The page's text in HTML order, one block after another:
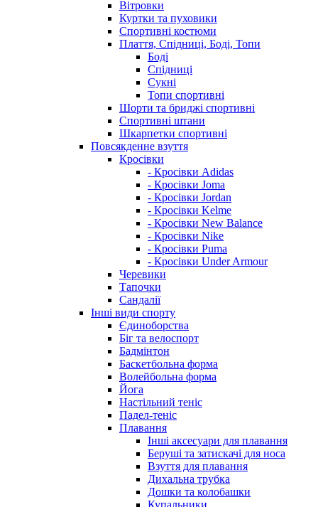
Вітровки
Куртки та пуховики
Спортивні костюми
Плаття, Спідниці, Боді, Топи
Боді
Спідниці
Сукні
Топи спортивні
Шорти та бриджі спортивні
Спортивні штани
Шкарпетки спортивні
Повсякденне взуття
Кросівки
- Кросівки Adidas
- Кросівки Joma
- Кросівки Jordan
- Кросівки Kelme
- Кросівки New Balance
- Кросівки Nike
- Кросівки Puma
- Кросівки Under Armour
Черевики
Тапочки
Сандалії
Інші види спорту
Єдиноборства
Біг та велоспорт
Бадмінтон
Баскетбольна форма
Волейбольна форма
Йога
Настільний теніс
Падел-теніс
Плавання
Інші аксесуари для плавання
Беруші та затискачі для носа
Взуття для плавання
Дихальна трубка
Дошки та колобашки